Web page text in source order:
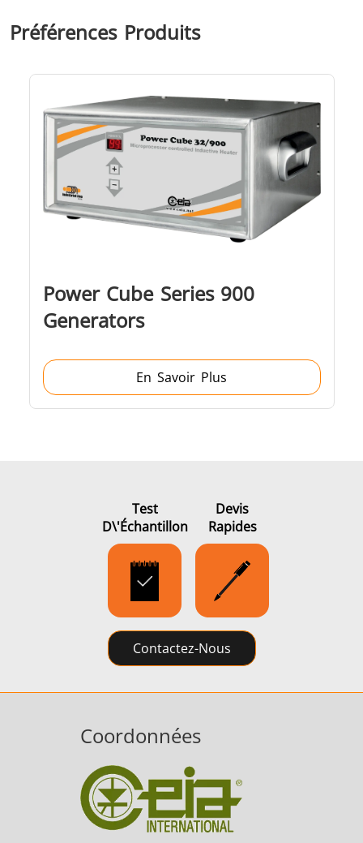
Préférences Produits
Power Cube Series 900
Generators
En Savoir Plus
Test
D\'échantillon
Devis
Rapides
Contactez-Nous
Coordonnées